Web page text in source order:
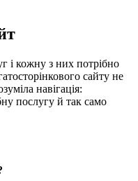
і кожну з них потрібно
сайту не
навігація:
послугу й так само